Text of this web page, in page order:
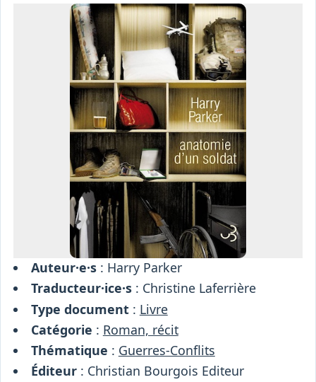
Centre de Soin
Interprétariat
Ressources
Auteur·e·s: Harry Parker
Traducteur·ice·s: Christine Laferrière
Type document: Livre
Catégorie : Roman, récit
Thématique : Guerres-Conflits
Éditeur: Christian Bourgois Editeur